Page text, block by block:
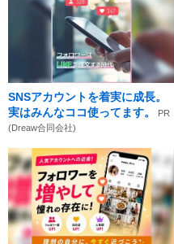
SNSアカウントを着実に成長。
実はみんなココ使ってます。
PR
(Dreaw合同会社)